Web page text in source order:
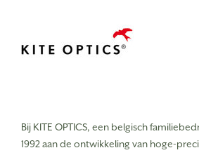
Bij KITE OPTICS, een belgisch
1992 aan de ontwikkeling van hoge-